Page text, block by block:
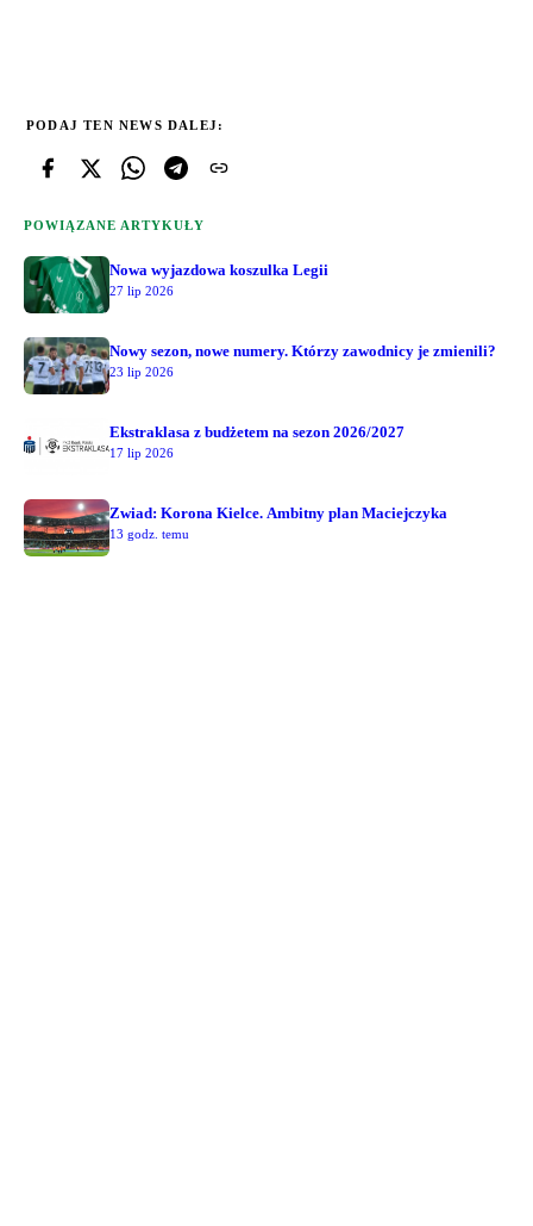
PODAJ TEN NEWS DALEJ:
POWIĄZANE ARTYKUŁY
Nowa wyjazdowa koszulka Legii
27 lip 2026
Nowy sezon, nowe numery. Którzy zawodnicy je zmienili?
23 lip 2026
Ekstraklasa z budżetem na sezon 2026/2027
17 lip 2026
Zwiad: Korona Kielce. Ambitny plan Maciejczyka
13 godz. temu